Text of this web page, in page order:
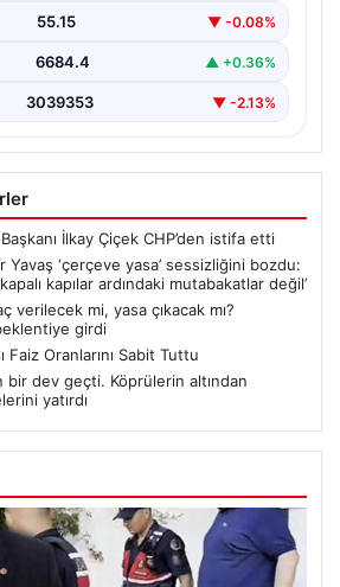
55.15 ▼ -0.08%
6684.4 ▲ +0.36%
3039353 ▼ -2.13%
İlkay Çiçek CHP’den istifa etti
‘çerçeve yasa’ sessizliğini bozdu:
kapılar ardındaki mutabakatlar değil’
verilecek mi, yasa çıkacak mı?
girdi
Faiz Oranlarını Sabit Tuttu
bir dev geçti. Köprülerin altından
yatırdı